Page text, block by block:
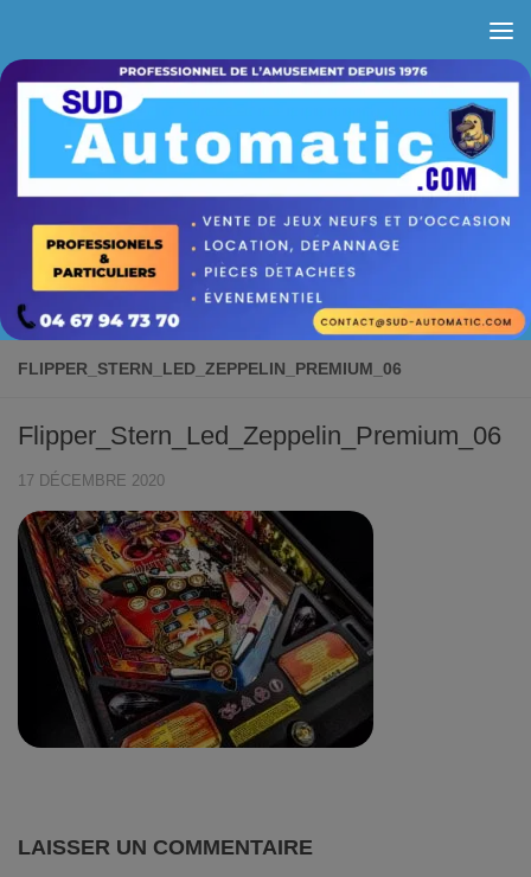
FLIPPER_STERN_LED_ZEPPELIN_PREMIUM_06
Flipper_Stern_Led_Zeppelin_Premium_06
17 DÉCEMBRE 2020
LAISSER UN COMMENTAIRE